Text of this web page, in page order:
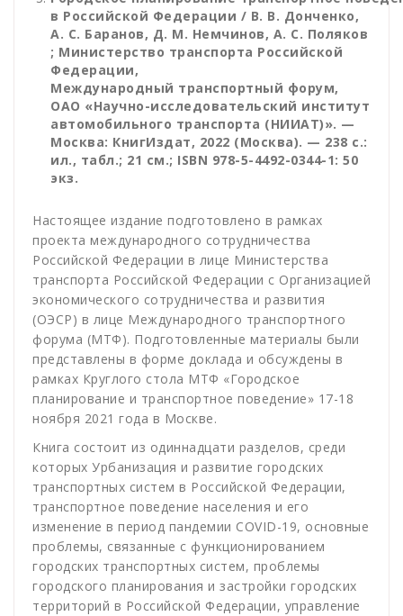
в Российской Федерации / В. В. Донченко,
А. С. Баранов, Д. М. Немчинов, А. С. Поляков
; Министерство транспорта Российской
Федерации,
Международный транспортный форум,
ОАО «Научно-исследовательский институт
автомобильного транспорта (НИИАТ)». —
Москва: КнигИздат, 2022 (Москва). — 238 с.:
ил., табл.; 21 см.; ISBN 978-5-4492-0344-1: 50
экз.
Настоящее издание подготовлено в рамках
проекта международного сотрудничества
Российской Федерации в лице Министерства
транспорта Российской Федерации с Организацией
экономического сотрудничества и развития
(ОЭСР) в лице Международного транспортного
форума (МТФ). Подготовленные материалы были
представлены в форме доклада и обсуждены в
рамках Круглого стола МТФ «Городское
планирование и транспортное поведение» 17-18
ноября 2021 года в Москве.
Книга состоит из одиннадцати разделов, среди
которых Урбанизация и развитие городских
транспортных систем в Российской Федерации,
транспортное поведение населения и его
изменение в период пандемии COVID-19, основные
проблемы, связанные с функционированием
городских транспортных систем, проблемы
городского планирования и застройки городских
территорий в Российской Федерации, управление